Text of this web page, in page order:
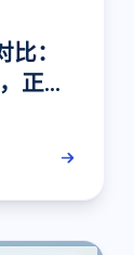
：
正在